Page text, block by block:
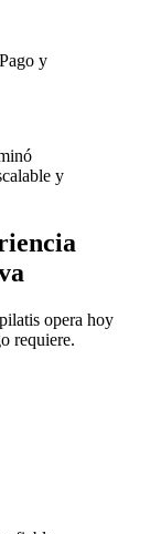
y
y
opera hoy
requiere.